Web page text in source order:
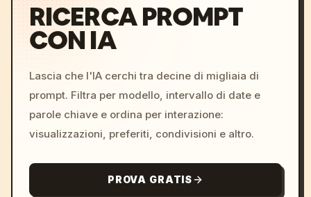
RICERCA PROMPT
CON IA
Lascia che l'IA cerchi tra decine di migliaia di
prompt. Filtra per modello, intervallo di date e
parole chiave e ordina per interazione:
visualizzazioni, preferiti, condivisioni e altro.
PROVA GRATIS